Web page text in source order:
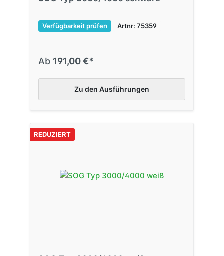
Verfügbarkeit prüfen Artnr: 75359
Ab 191,00 €*
Zu den Ausführungen
REDUZIERT